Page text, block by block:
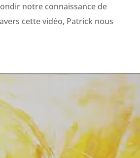
notre connaissance de
cette vidéo, Patrick nous